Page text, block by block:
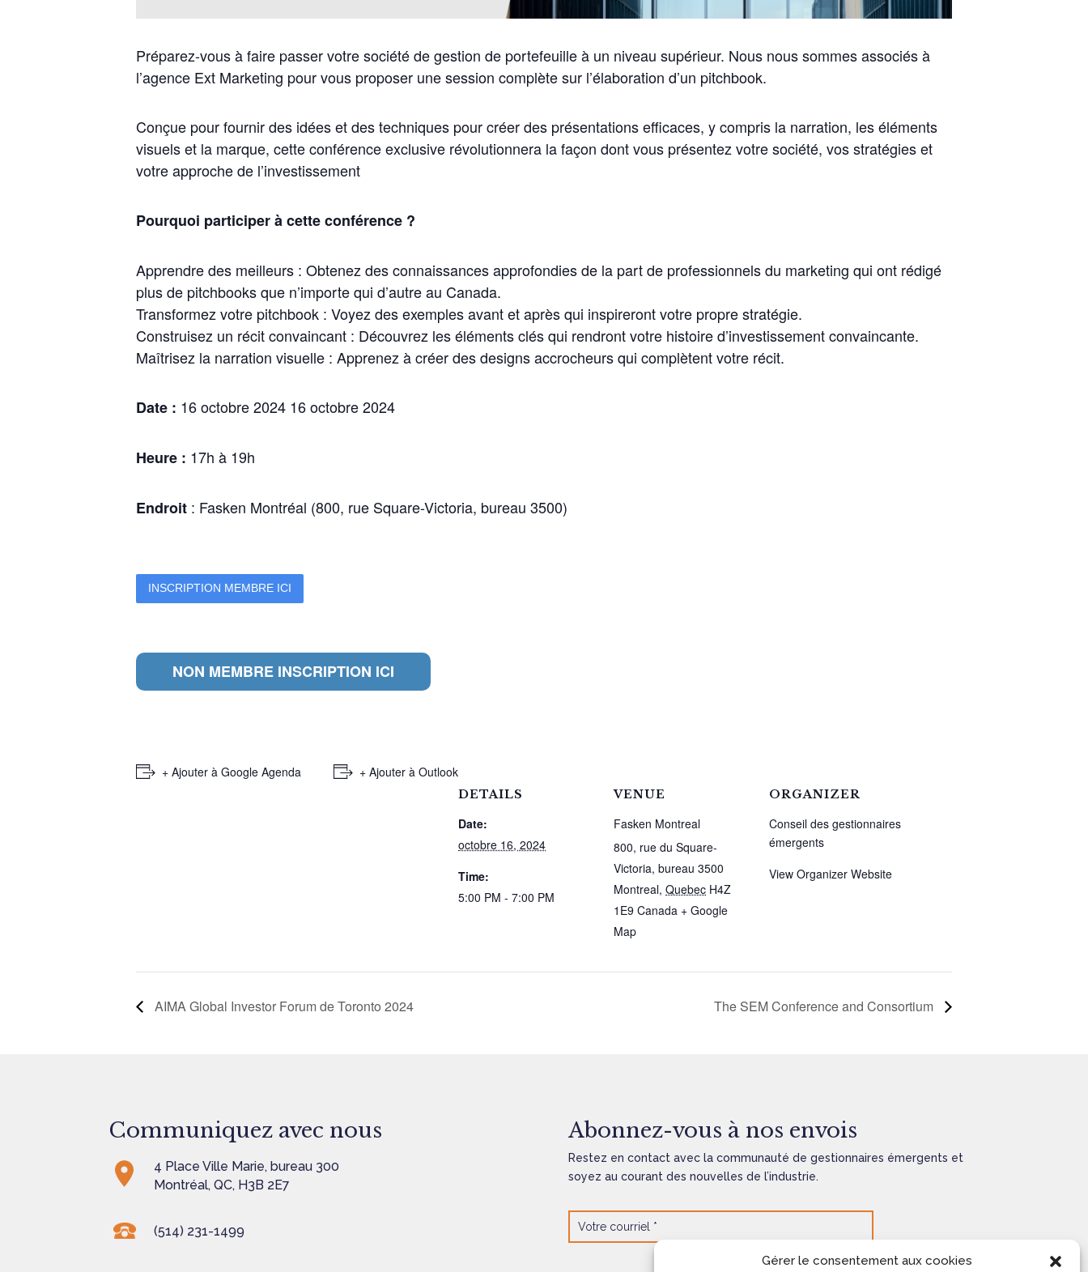
Gérer le consentement aux cookies
Préparez-vous à faire passer votre société de gestion de portefeuille à un niveau supérieur. Nous nous sommes associés à
l’agence Ext Marketing pour vous proposer une session complète sur l’élaboration d’un pitchbook.
Conçue pour fournir des idées et des techniques pour créer des présentations efficaces, y compris la narration, les éléments
visuels et la marque, cette conférence exclusive révolutionnera la façon dont vous présentez votre société, vos stratégies et
votre approche de l’investissement
Pourquoi participer à cette conférence ?
Apprendre des meilleurs : Obtenez des connaissances approfondies de la part de professionnels du marketing qui ont rédigé
plus de pitchbooks que n’importe qui d’autre au Canada.
Transformez votre pitchbook : Voyez des exemples avant et après qui inspireront votre propre stratégie.
Construisez un récit convaincant : Découvrez les éléments clés qui rendront votre histoire d’investissement convaincante.
Maîtrisez la narration visuelle : Apprenez à créer des designs accrocheurs qui complètent votre récit.
Date : 16 octobre 2024 16 octobre 2024
Heure : 17h à 19h
Endroit : Fasken Montréal (800, rue Square-Victoria, bureau 3500)
INSCRIPTION MEMBRE ICI
NON MEMBRE INSCRIPTION ICI
+ Ajouter à Google Agenda + Ajouter à Outlook
DETAILS
Date:
octobre 16, 2024
Time:
5:00 PM - 7:00 PM
VENUE
Fasken Montreal
800, rue du Square-
Victoria, bureau 3500
Montreal, Quebec H4Z
1E9 Canada + Google
Map
ORGANIZER
Conseil des gestionnaires
émergents
View Organizer Website
AIMA Global Investor Forum de Toronto 2024 The SEM Conference and Consortium
Communiquez avec nous
4 Place Ville Marie, bureau 300
Montréal, QC, H3B 2E7
(514) 231-1499
Abonnez-vous à nos envois
Restez en contact avec la communauté de gestionnaires émergents et
soyez au courant des nouvelles de l’industrie.